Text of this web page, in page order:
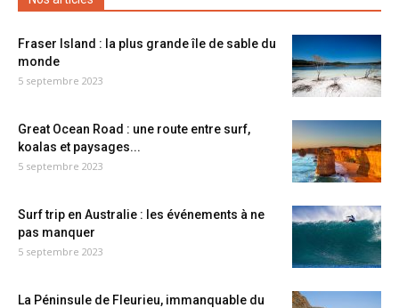
Fraser Island : la plus grande île de sable du
monde
5 septembre 2023
Great Ocean Road : une route entre surf,
koalas et paysages...
5 septembre 2023
Surf trip en Australie : les événements à ne
pas manquer
5 septembre 2023
La Péninsule de Fleurieu, immanquable du